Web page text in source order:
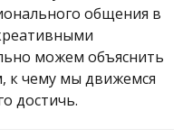
общения в
можем объяснить
к чему мы движемся
достичь.